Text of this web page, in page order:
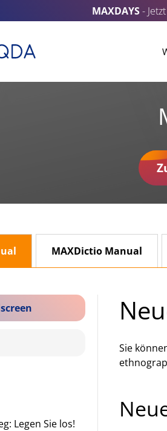
MAXDAYS-
MAXDictio Manual
Legen Sie los!
Sie